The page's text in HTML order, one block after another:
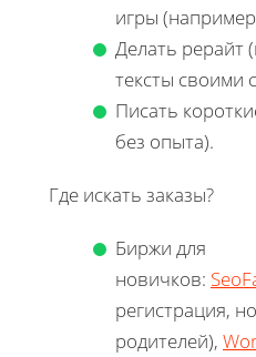
игры
Делать рерайт
тексты своими
Писать
без опыта).
Где искать заказы?
Биржи для
новичков:
регистрация,
родителей),